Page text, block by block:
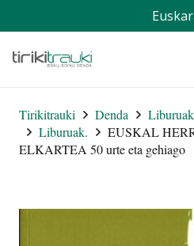
Tirikitrauki Denda
Liburuak.
EUSKAL
ELKARTEA 50 urte eta gehiago